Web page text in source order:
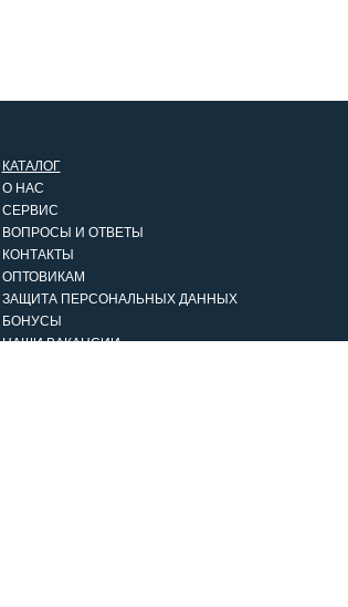
КАТАЛОГ
О НАС
СЕРВИС
ВОПРОСЫ И ОТВЕТЫ
КОНТАКТЫ
ОПТОВИКАМ
ЗАЩИТА ПЕРСОНАЛЬНЫХ ДАННЫХ
БОНУСЫ
НАШИ ВАКАНСИИ